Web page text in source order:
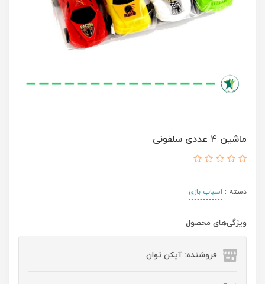
ماشین ۴ عددی سلفونی
دسته : اسباب بازی
ویژگی‌های محصول
فروشنده: آیکن توان